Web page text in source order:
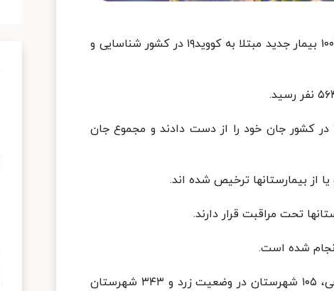
از دیروز تا امروز ۱۳ تیرماه ۱۴۰۱ و بر اساس معیارهای قطعی تشخیصی، ۱۰۰۷ بیمار جدید مبتلا به کووید۱۹ در کشور شناسایی و
متاسفانه در طول ۲۴ ساعت گذشته، متاسفانه ۸ بیمار مبتلا به کووید۱۹ در کشور جان خود را از دست دادند و مجموع جان
در حال حاضر ۰ شهرستان در وضعیت قرمز، ۰ شهرستان در وضعیت نارنجی، ۱۰۵ شهرستان در وضعیت زرد و ۳۴۳ شهرستان